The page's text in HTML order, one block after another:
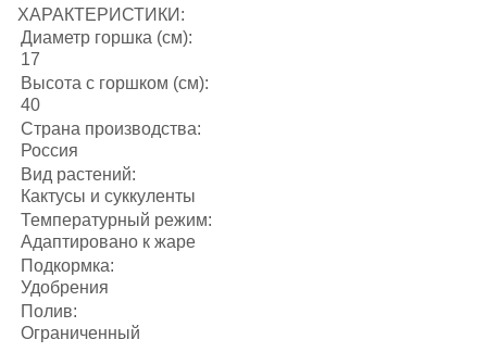
ХАРАКТЕРИСТИКИ:
Диаметр горшка (см):
17
Высота с горшком (см):
40
Страна производства:
Россия
Вид растений:
Кактусы и суккуленты
Температурный режим:
Адаптировано к жаре
Подкормка:
Удобрения
Полив:
Ограниченный